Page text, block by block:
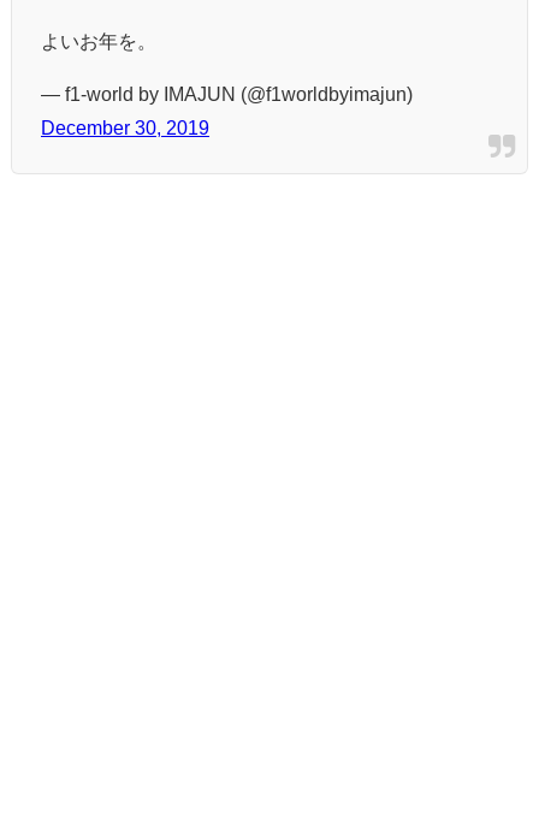
よいお年を。
— f1-world by IMAJUN (@f1worldbyimajun)
December 30, 2019